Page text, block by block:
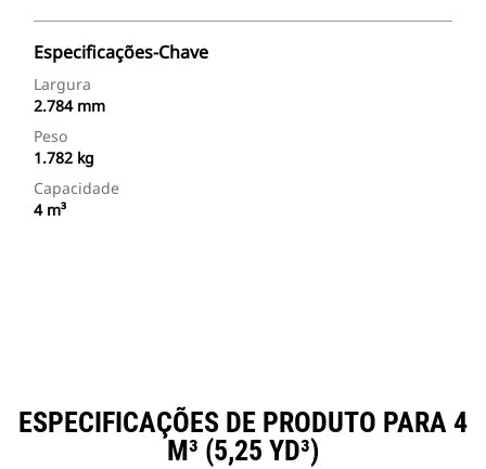
Especificações-Chave
Largura
2.784 mm
Peso
1.782 kg
Capacidade
4 m³
ESPECIFICAÇÕES DE PRODUTO PARA 4
M³ (5,25 YD³)